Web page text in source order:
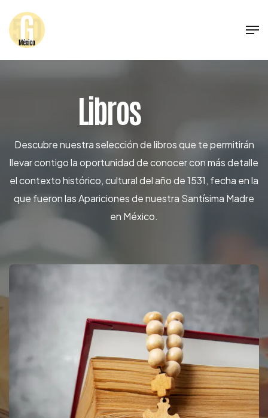
Libros
Descubre nuestra selección de libros que te permitirán
llevar contigo la oportunidad de conocer con más detalle
el contexto histórico, cultural del año de 1531, fecha en la
que fueron las Apariciones de nuestra Santísima Madre
en México.